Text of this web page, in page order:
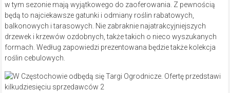
w tym sezonie mają wyjątkowego do zaoferowania. Z pewnością
będą to najciekawsze gatunki i odmiany roślin rabatowych,
balkonowych i tarasowych. Nie zabraknie najatrakcyjniejszych
drzewek i krzewów ozdobnych, także takich o nieco wyszukanych
formach. Według zapowiedzi prezentowana będzie także kolekcja
roślin cebulowych.